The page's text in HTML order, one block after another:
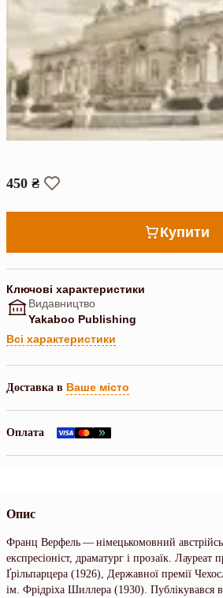
450 ₴
Купити
Ключові характеристики
Видавництво
Yakaboo Publishing
Всі характеристики
Доставка в Ваше місто
Оплата
Опис
Франц Верфель — німецькомовний
експресіоніст, драматург і прозаїк. Лауреат
Ґрільпарцера (1926), Державної премії
ім. Фрідріха Шиллера (1930). Публікувався в